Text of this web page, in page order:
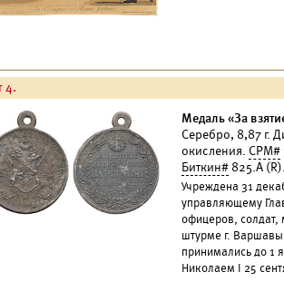
4.
Медаль «За
Серебро, 8,87 г.
окисления. СРМ#
Биткин# 825.А
Учреждена 31
управляющему
офицеров, солдат,
штурме г. Варшавы
принимались до 1
Николаем I 25